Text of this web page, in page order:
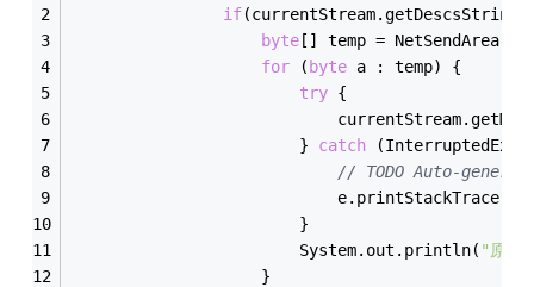
if
byte [] temp =
for ( byte a : temp) {
try
						}
catch
// TODO Auto-
							e.printStackTrace();
						}
						System.out.println(
"原数
					}